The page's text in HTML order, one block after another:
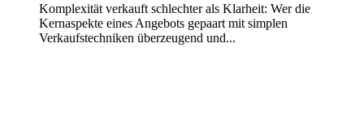
Komplexität verkauft schlechter als Klarheit: Wer die
Kernaspekte eines Angebots gepaart mit simplen
Verkaufstechniken überzeugend und...